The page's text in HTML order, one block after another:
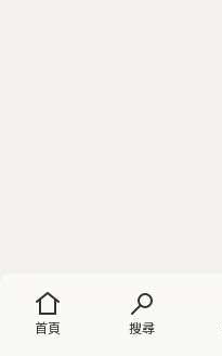
首頁 搜尋